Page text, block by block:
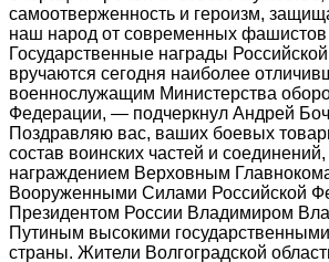
самоотверженность и героизм,
наш народ от современных фашистов
Государственные награды
вручаются сегодня наиболее
военнослужащим Министерства
Федерации, — подчеркнул Андрей
Поздравляю вас, ваших боевых
состав воинских частей и
награждением Верховным
Вооруженными Силами Российской
Президентом России Владимиром
Путиным высокими
страны. Жители Волгоградской